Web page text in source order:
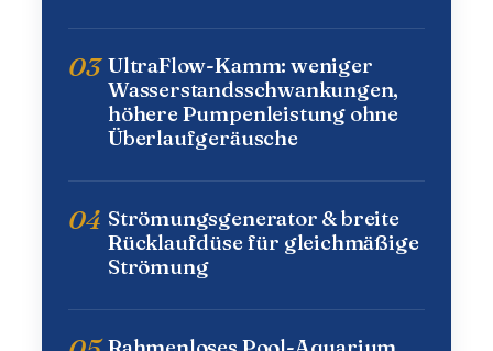
03 UltraFlow-Kamm: weniger
Wasserstandsschwankungen,
höhere Pumpenleistung ohne
Überlaufgeräusche
04 Strömungsgenerator & breite
Rücklaufdüse für gleichmäßige
Strömung